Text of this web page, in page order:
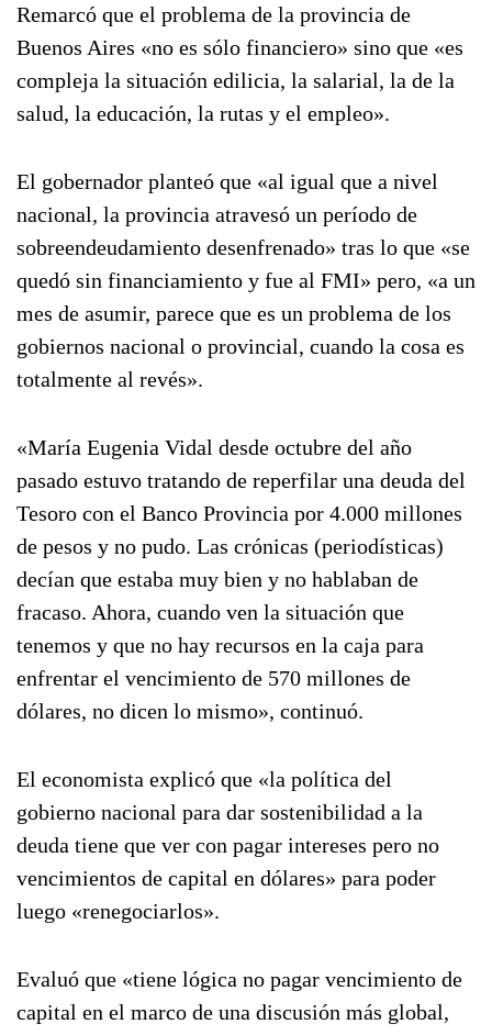
Remarcó que el problema de la provincia de
Buenos Aires «no es sólo financiero» sino que «es
compleja la situación edilicia, la salarial, la de la
salud, la educación, la rutas y el empleo».
El gobernador planteó que «al igual que a nivel
nacional, la provincia atravesó un período de
sobreendeudamiento desenfrenado» tras lo que «se
quedó sin financiamiento y fue al FMI» pero, «a un
mes de asumir, parece que es un problema de los
gobiernos nacional o provincial, cuando la cosa es
totalmente al revés».
«María Eugenia Vidal desde octubre del año
pasado estuvo tratando de reperfilar una deuda del
Tesoro con el Banco Provincia por 4.000 millones
de pesos y no pudo. Las crónicas (periodísticas)
decían que estaba muy bien y no hablaban de
fracaso. Ahora, cuando ven la situación que
tenemos y que no hay recursos en la caja para
enfrentar el vencimiento de 570 millones de
dólares, no dicen lo mismo», continuó.
El economista explicó que «la política del
gobierno nacional para dar sostenibilidad a la
deuda tiene que ver con pagar intereses pero no
vencimientos de capital en dólares» para poder
luego «renegociarlos».
Evaluó que «tiene lógica no pagar vencimiento de
capital en el marco de una discusión más global,